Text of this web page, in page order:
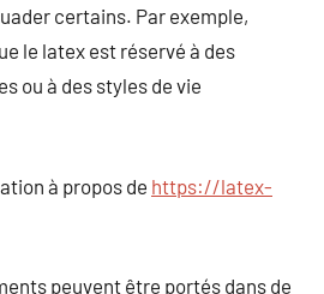
certains. Par exemple,
le latex est réservé à des
ou à des styles de vie
à propos de https://latex-
peuvent être portés dans de